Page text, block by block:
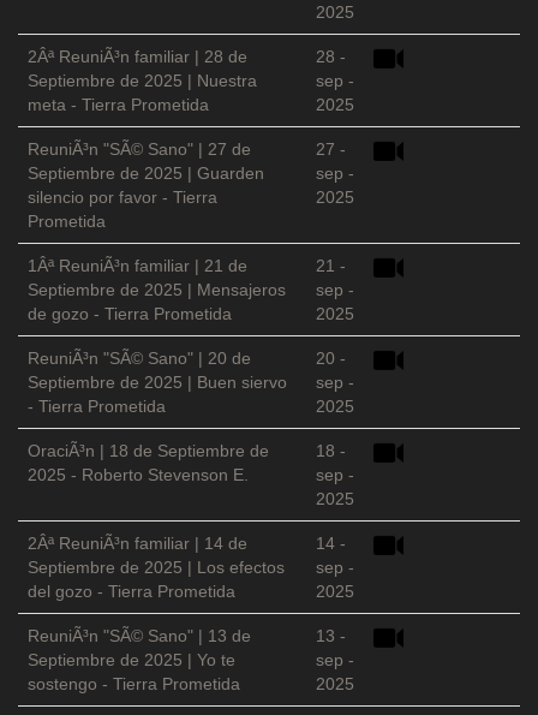
2025
2Âª ReuniÃ³n familiar | 28 de
Septiembre de 2025 | Nuestra
meta - Tierra Prometida
28 -
sep -
2025
ReuniÃ³n "SÃ© Sano" | 27 de
Septiembre de 2025 | Guarden
silencio por favor - Tierra
Prometida
27 -
sep -
2025
1Âª ReuniÃ³n familiar | 21 de
Septiembre de 2025 | Mensajeros
de gozo - Tierra Prometida
21 -
sep -
2025
ReuniÃ³n "SÃ© Sano" | 20 de
Septiembre de 2025 | Buen siervo
- Tierra Prometida
20 -
sep -
2025
OraciÃ³n | 18 de Septiembre de
2025 - Roberto Stevenson E.
18 -
sep -
2025
2Âª ReuniÃ³n familiar | 14 de
Septiembre de 2025 | Los efectos
del gozo - Tierra Prometida
14 -
sep -
2025
ReuniÃ³n "SÃ© Sano" | 13 de
Septiembre de 2025 | Yo te
sostengo - Tierra Prometida
13 -
sep -
2025